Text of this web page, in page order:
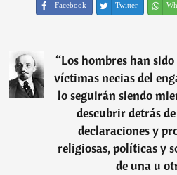
Facebook Twitter
“Los hombres han
víctimas necias del
lo seguirán siendo
descubrir detrás
declaraciones y
religiosas, políticas y
de una u